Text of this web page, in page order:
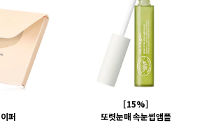
퍼
[15%]
또렷눈매 속눈썹앰플